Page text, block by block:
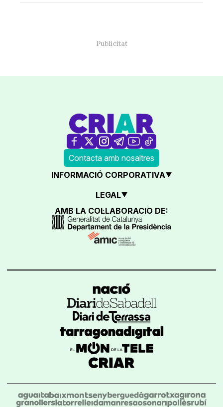
Contacta amb nosaltres
INFORMACIÓ CORPORATIVA
LEGAL
AMB LA COL·LABORACIÓ DE: